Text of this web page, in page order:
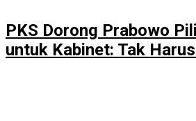
PKS Dorong Prabowo
untuk Kabinet: Tak